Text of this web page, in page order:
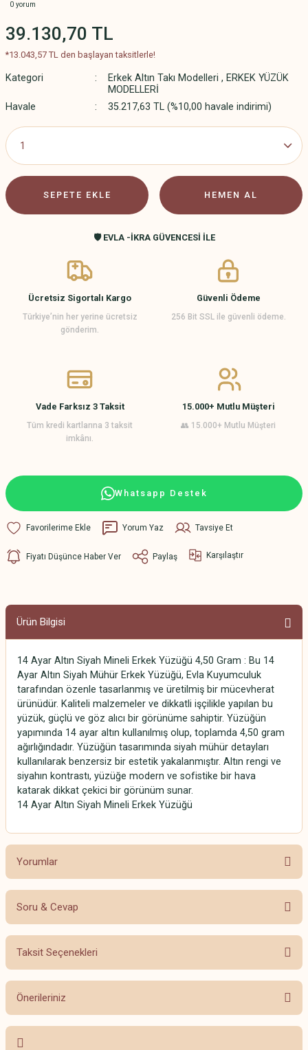
0 yorum
39.130,70 TL
*13.043,57 TL den başlayan taksitlerle!
Kategori Erkek Altın Takı Modelleri , ERKEK YÜZÜK
MODELLERİ
Havale
35.217,63 TL (%10,00 havale indirimi)
SEPETE EKLE HEMEN AL
🛡️ EVLA -İKRA GÜVENCESİ İLE
Ücretsiz Sigortalı Kargo
Türkiye’nin her yerine ücretsiz
gönderim.
Güvenli Ödeme
256 Bit SSL ile güvenli ödeme.
Vade Farksız 3 Taksit
Tüm kredi kartlarına 3 taksit
imkânı.
15.000+ Mutlu Müşteri
👥 15.000+ Mutlu Müşteri
Whatsapp Destek
Yorum Yaz Tavsiye Et
Fiyatı Düşünce Haber Ver Paylaş Karşılaştır
Ürün Bilgisi
14 Ayar Altın Siyah Mineli Erkek Yüzüğü 4,50 Gram : Bu 14
Ayar Altın Siyah Mühür Erkek Yüzüğü, Evla Kuyumculuk
tarafından özenle tasarlanmış ve üretilmiş bir mücevherat
ürünüdür. Kaliteli malzemeler ve dikkatli işçilikle yapılan bu
yüzük, güçlü ve göz alıcı bir görünüme sahiptir. Yüzüğün
yapımında 14 ayar altın kullanılmış olup, toplamda 4,50 gram
ağırlığındadır. Yüzüğün tasarımında siyah mühür detayları
kullanılarak benzersiz bir estetik yakalanmıştır. Altın rengi ve
siyahın kontrastı, yüzüğe modern ve sofistike bir hava
katarak dikkat çekici bir görünüm sunar.
14 Ayar Altın Siyah Mineli Erkek Yüzüğü
Yorumlar
Bu ürüne ilk yorumu siz yapın!
Soru & Cevap
Ürün hakkında henüz soru sorulmamış.
Taksit Seçenekleri
Önerileriniz
Bu ürünün fiyat bilgisi, resim, ürün açıklamalarında ve diğer konularda